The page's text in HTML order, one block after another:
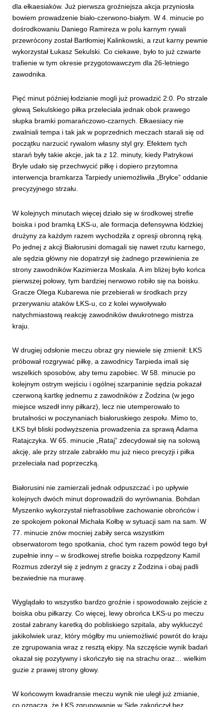
dla ełkaesiaków. Już pierwsza groźniejsza akcja przyniosła
bowiem prowadzenie biało-czerwono-białym. W 4. minucie po
dośrodkowaniu Daniego Ramireza w polu karnym rywali
przewrócony został Bartłomiej Kalinkowski, a rzut karny pewnie
wykorzystał Łukasz Sekulski. Co ciekawe, było to już czwarte
trafienie w tym okresie przygotowawczym dla 26-letniego
zawodnika.
Pięć minut później łodzianie mogli już prowadzić 2:0. Po strzale
głową Sekulskiego piłka przeleciała jednak obok prawego
słupka bramki pomarańczowo-czarnych. Ełkaesiacy nie
zwalniali tempa i tak jak w poprzednich meczach starali się od
początku narzucić rywalom własny styl gry. Efektem tych
starań były takie akcje, jak ta z 12. minuty, kiedy Patrykowi
Bryle udało się przechwycić piłkę i dopiero przytomna
interwencja bramkarza Tarpiedy uniemożliwiła „Bryłce” oddanie
precyzyjnego strzału.
W kolejnych minutach więcej działo się w środkowej strefie
boiska i pod bramką ŁKS-u, ale formacja defensywna łódzkiej
drużyny za każdym razem wychodziła z opresji obronną ręką.
Po jednej z akcji Białorusini domagali się nawet rzutu karnego,
ale sędzia główny nie dopatrzył się żadnego przewinienia ze
strony zawodników Kazimierza Moskala. A im bliżej było końca
pierwszej połowy, tym bardziej nerwowo robiło się na boisku.
Gracze Olega Kubarewa nie przebierali w środkach przy
przerywaniu ataków ŁKS-u, co z kolei wywoływało
natychmiastową reakcję zawodników dwukrotnego mistrza
kraju.
W drugiej odsłonie meczu obraz gry niewiele się zmienił: ŁKS
próbował rozgrywać piłkę, a zawodnicy Tarpieda imali się
wszelkich sposobów, aby temu zapobiec. W 58. minucie po
kolejnym ostrym wejściu i ogólnej szarpaninie sędzia pokazał
czerwoną kartkę jednemu z zawodników z Żodzina (w jego
miejsce wszedł inny piłkarz), lecz nie utemperowało to
brutalności w poczynaniach białoruskiego zespołu. Mimo to,
ŁKS był bliski podwyższenia prowadzenia za sprawą Adama
Ratajczyka. W 65. minucie „Rataj” zdecydował się na solową
akcję, ale przy strzale zabrakło mu już nieco precyzji i piłka
przeleciała nad poprzeczką.
Białorusini nie zamierzali jednak odpuszczać i po upływie
kolejnych dwóch minut doprowadzili do wyrównania. Bohdan
Myszenko wykorzystał niefrasobliwe zachowanie obrońców i
ze spokojem pokonał Michała Kołbę w sytuacji sam na sam. W
77. minucie znów mocniej zabiły serca wszystkim
obserwatorom tego spotkania, choć tym razem powód tego był
zupełnie inny – w środkowej strefie boiska rozpędzony Kamil
Rozmus zderzył się z jednym z graczy z Żodzina i obaj padli
bezwiednie na murawę.
Wyglądało to wszystko bardzo groźnie i spowodowało zejście z
boiska obu piłkarzy. Co więcej, lewy obrońca ŁKS-u po meczu
został zabrany karetką do pobliskiego szpitala, aby wykluczyć
jakikolwiek uraz, który mógłby mu uniemożliwić powrót do kraju
ze zgrupowania wraz z resztą ekipy. Na szczęście wynik badań
okazał się pozytywny i skończyło się na strachu oraz… wielkim
guzie z prawej strony głowy.
W końcowym kwadransie meczu wynik nie uległ już zmianie,
co oznacza, że ŁKS zgrupowanie w Side zakończył bez